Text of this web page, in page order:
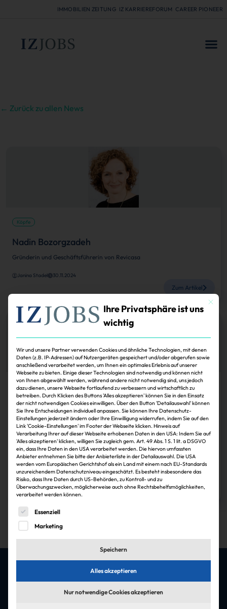
IMMOBILIEN ZEITUNG IZ KARRIEREFORUM CAREER PIONEER
← Zurück zu allen News
Köpfe
Nadin Bozorgzadeh
Gründerin und Geschäftsführerin von Revicasa
Janina Stadel 30.11.2024
Zum Artikel
Karriere
Erfolgreicher ist, wer sie hat – Entscheiderinnen
der Immobilienbranche
In allen Segmenten gibt es qualifizierte Frauen, die die Immobilienbranche
erfolgreich mitgestalten und in ihren Unternehmen Verantwortung tragen.
Umso wichtiger, dass sie sichtbar sind und sichtbarer werden – trotz ihrer
Unterzahl in Führungspositionen.
Janina Stadel 30.11.2024
Zum Artikel
Die besten Jobs & Arbeitgeber in der
Mit
Ihre Privatsphäre ist uns
wichtig
Wir und unsere Partner verwenden Cookies und ähnliche Technologien, mit denen
Daten (z.B. IP-Adressen) auf Nutzergeräten gespeichert und/oder abgerufen sowie
anschließend verarbeitet werden, um Ihnen ein optimales Erlebnis auf unserer
Webseite zu bieten. Einige dieser Technologien sind notwendig und können nicht
von Ihnen abgewählt werden, während andere nicht notwendig sind, uns jedoch
dazu dienen, unsere Webseite fortlaufend zu verbessern und wirtschaftlich zu
betreiben. Durch Klicken des Buttons 'Alles akzeptieren' können Sie in den Einsatz
der nicht notwendigen Cookies einwilligen. Über den Button 'Detailauswahl' können
Sie Ihre Entscheidungen individuell anpassen. Sie können Ihre Datenschutz-
Einstellungen jederzeit ändern oder Ihre Einwilligung widerrufen, indem Sie auf den
Link 'Cookie-Einstellungen' im Footer der Webseite klicken. Hinweis auf
Verarbeitung Ihrer auf dieser Webseite erhobenen Daten in den USA: Indem Sie auf
'Alles akzeptieren' klicken, willigen Sie zugleich gem. Art. 49 Abs. 1 S. 1 lit. a DSGVO
ein, dass Ihre Daten in den USA verarbeitet werden. Die hiervon umfassten
Anbieter entnehmen Sie bitte der Anbieterliste in der Detailauswahl. Die USA
werden vom Europäischen Gerichtshof als ein Land mit einem nach EU-Standards
unzureichendem Datenschutzniveau eingeschätzt. Es besteht insbesondere das
Risiko, dass Ihre Daten durch US-Behörden, zu Kontroll- und zu
Überwachungszwecken, möglicherweise auch ohne Rechtsbehelfsmöglichkeiten,
verarbeitet werden können.
Es folgt eine Liste der Service-Gruppen, für die eine
Essenziell
Marketing
Speichern
Alles akzeptieren
Nur notwendige Cookies akzeptieren